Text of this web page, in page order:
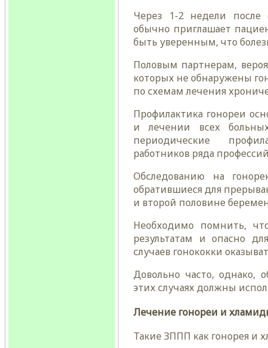
Через 1-2 недели после
обычно приглашает
быть уверенным, что
Половым партнерам,
которых не обнаружены
по схемам лечения
Профилактика гонореи
и лечении всех
периодические
работников ряда
Обследованию на
обратившиеся для
и второй половине
Необходимо помнить,
результатам и опасно
случаев гонококки
Довольно часто, однако,
этих случаях должны
Лечение гонореи и
Такие ЗППП как гонорея и